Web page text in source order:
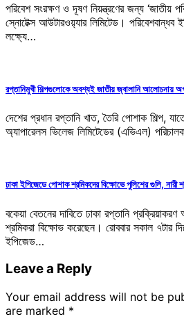
পরিবেশ সংরক্ষণ ও দূষণ নিয়ন্ত্রণের জন্য ‘জাতীয়
স্নোটেক্স আউটারওয়‍্যার লিমিটেড। পরিবেশবান্ধব
লক্ষ্যে…
রপ্তানিমুখী শিল্পগুলোকে অবশ্যই জাতীয় জ্বালানি আলোচনায়
দেশের প্রধান রপ্তানি খাত, তৈরি পোশাক শিল্প,
অ্যাপারেলস ভিলেজ লিমিটেডের (এভিএল)
ঢাকা ইপিজেডে পোশাক শ্রমিকদের বিক্ষোভে পুলিশের গুলি, নারী
বকেয়া বেতনের দাবিতে ঢাকা রপ্তানি
শ্রমিকরা বিক্ষোভ করেছেন। রোববার সকাল ৭টার
ইপিজেড…
Leave a Reply
Your email address will not be
are marked *